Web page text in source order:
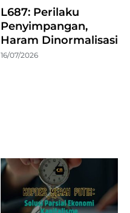
L687: Perilaku
Penyimpangan,
Haram Dinormalisasi
16/07/2026